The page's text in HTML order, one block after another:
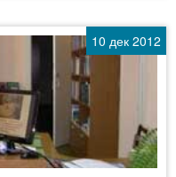
10 дек 2012